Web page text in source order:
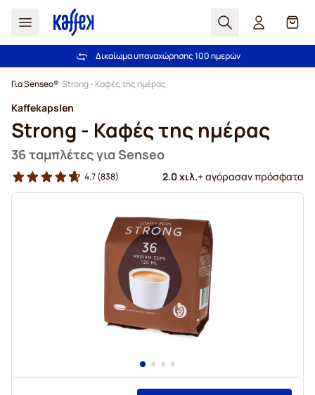
Αναζήτηση
Δωρεάν αποστολή άνω των 49,00€
Δικαίωμα υπαναχώρησης 100 ημερών
Για Senseo® Strong - Καφές της ημέρας
Kaffekapslen
Strong - Καφές της ημέρας
36 ταμπλέτες για Senseo
4.7(838) 2.0 χιλ.+ αγόρασαν πρόσφατα